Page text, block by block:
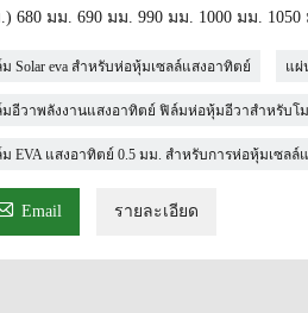
680 มม. 690 มม. 990 มม. 1000 มม. 1050
Solar eva สำหรับห่อหุ้มเซลล์แสงอาทิตย์ แผ่
อีวาพลังงานแสงอาทิตย์ ฟิล์มห่อหุ้มอีวาสำหรับโ
EVA แสงอาทิตย์ 0.5 มม. สำหรับการห่อหุ้มเซลล์
Email รายละเอียด